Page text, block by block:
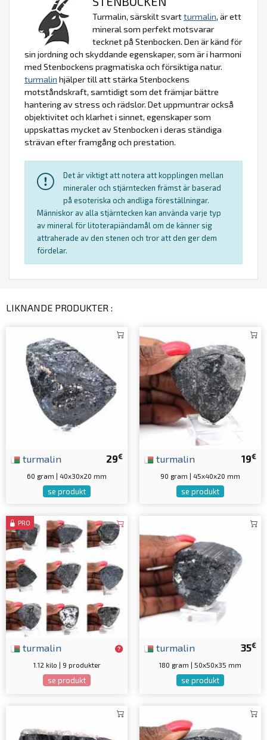
Turmalin, särskilt svartturmalin, är ett
mineral som perfekt motsvarar
tecknet på Stenbocken. Den är känd för
sin jordning och skyddande egenskaper, som är i harmoni
med Stenbockens pragmatiska och försiktiga natur.
turmalin hjälper till att stärka Stenbockens
motståndskraft, samtidigt som det främjar bättre
hantering av stress och rädslor. Det uppmuntrar också
objektivitet och klarhet i sinnet, egenskaper som
uppskattas mycket av Stenbocken i deras ständiga
strävan efter framgång och prestation.
Det är viktigt att notera att kopplingen mellan
mineraler och stjärntecken främst är baserad
på esoteriska och andliga föreställningar.
Människor av alla stjärntecken kan använda varje typ
av mineral för litoterapiändamål om de känner sig
attraherade av den stenen och tror att den ger dem
fördelar.
LIKNANDE PRODUKTER :
29€
turmalin
60 gram | 40x30x20 mm
se produkt
19€
turmalin
90 gram | 45x40x20 mm
se produkt
PRO
turmalin
1.12 kilo | 9 produkter
se produkt
35€
turmalin
180 gram | 50x50x35 mm
se produkt